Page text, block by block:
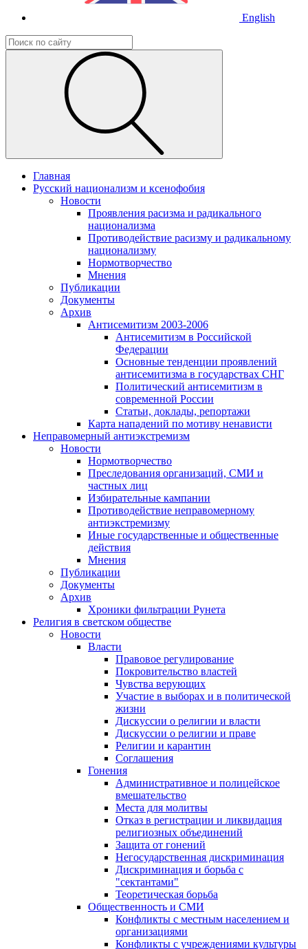
English
Главная
Русский национализм и ксенофобия
Новости
Проявления расизма и радикального
национализма
Противодействие расизму и радикальному
национализму
Нормотворчество
Мнения
Публикации
Документы
Архив
Антисемитизм 2003-2006
Антисемитизм в Российской
Федерации
Основные тенденции проявлений
антисемитизма в государствах СНГ
Политический антисемитизм в
современной России
Статьи, доклады, репортажи
Карта нападений по мотиву ненависти
Неправомерный антиэкстремизм
Новости
Нормотворчество
Преследования организаций, СМИ и
частных лиц
Избирательные кампании
Противодействие неправомерному
антиэкстремизму
Иные государственные и общественные
действия
Мнения
Публикации
Документы
Архив
Хроники фильтрации Рунета
Религия в светском обществе
Новости
Власти
Правовое регулирование
Покровительство властей
Чувства верующих
Участие в выборах и в политической
жизни
Дискуссии о религии и власти
Дискуссии о религии и праве
Религии и карантин
Соглашения
Гонения
Административное и полицейское
вмешательство
Места для молитвы
Отказ в регистрации и ликвидация
религиозных объединений
Защита от гонений
Негосударственная дискриминация
Дискриминация и борьба с
"сектантами"
Теоретическая борьба
Общественность и СМИ
Конфликты с местным населением и
организациями
Конфликты с учреждениями культуры